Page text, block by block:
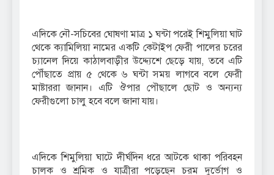
এদিকে নৌ-সচিবের ঘোষণা মাত্র ১ ঘন্টা পরেই শিমুলিয়া ঘাট
থেকে ক্যামিলিয়া নামের একটি কেটাইপ ফেরী পালের চরের
চ্যানেল দিয়ে কাঠালবাড়ীর উদ্দ্যেশে ছেড়ে যায়, তবে এটি
পৌঁছাতে প্রায় ৫ থেকে ৬ ঘন্টা সময় লাগবে বলে ফেরী
মাষ্টাররা জানান। এটি ঔপার পৌছালে ছোট ও অন্যন্য
ফেরীগুলো চালু হবে বলে জানা যায়।
এদিকে শিমুলিয়া ঘাটে দীর্ঘদিন ধরে আটকে থাকা পরিবহন
চালক ও শ্রমিক ও যাত্রীরা পড়েছেন চরম দুর্ভোগ ও